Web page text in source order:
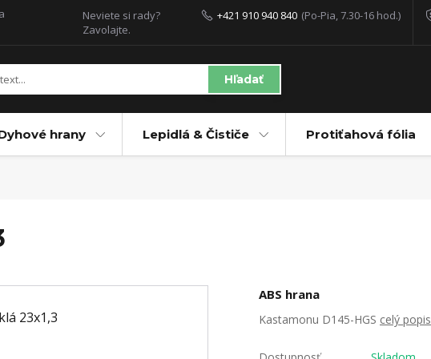
Hľadať
Neviete si rady?
Zavolajte.
+421 910 940 840 (Po-Pia, 7.30-16 hod.)
hrany Lepidlá & Čističe Protiťahová fólia
ABS hrana
Kastamonu D145-HGS celý popis